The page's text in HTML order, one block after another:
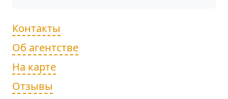
Контакты
Об агентстве
На карте
Отзывы